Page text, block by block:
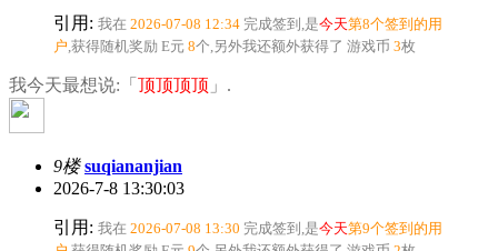
引用: 我在 2026-07-08 12:34 完成签到,是今天第8个签到的用
户 ,获得随机奖励 E元 8个 ,另外我还额外获得了 游戏币 3枚
我今天最想说:「 顶顶顶顶 」.
9楼 suqiananjian
2026-7-8 13:30:03
引用: 我在 2026-07-08 13:30 完成签到,是今天第9个签到的用